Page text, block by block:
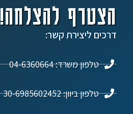
הצטרף להצלחה!
דרכים ליצירת קשר:
טלפון משרד: 04-6360664
טלפון ביוון: 30-6985602452